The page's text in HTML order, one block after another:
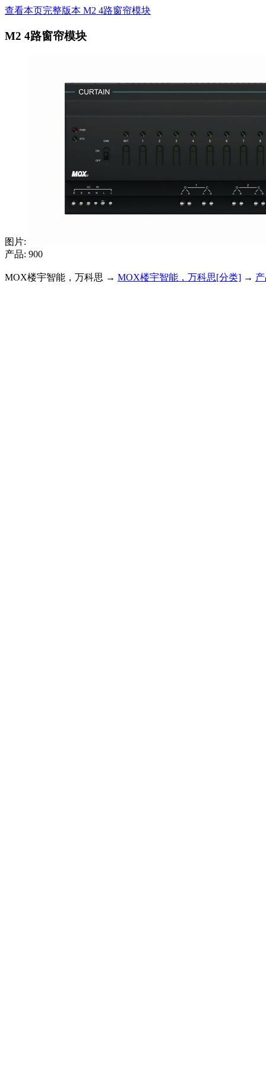
查看本页完整版本 M2 4路窗帘模块
M2 4路窗帘模块
图片:
产品: 900
MOX楼宇智能，万科思 → MOX楼宇智能，万科思[分类] →